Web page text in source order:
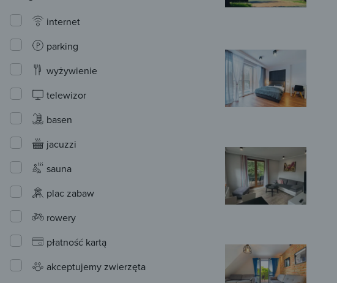
internet
parking
wyżywienie
telewizor
basen
jacuzzi
sauna
plac zabaw
rowery
płatność kartą
akceptujemy zwierzęta